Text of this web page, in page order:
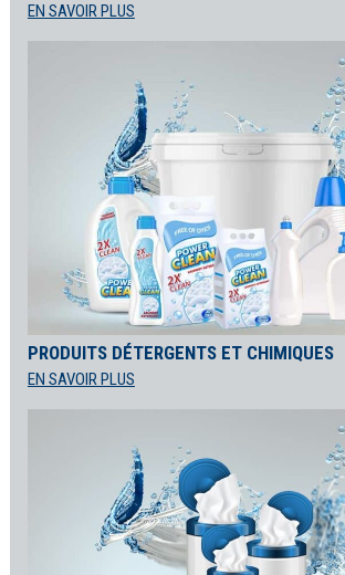
EN SAVOIR PLUS
PRODUITS DÉTERGENTS ET CHIMIQUES
EN SAVOIR PLUS